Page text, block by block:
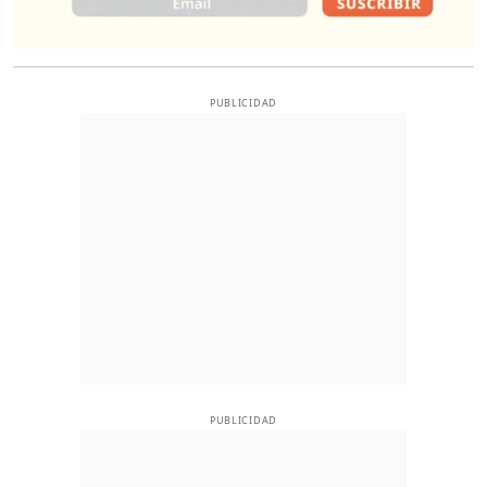
PUBLICIDAD
PUBLICIDAD